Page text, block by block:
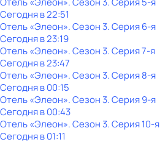
Сегодня в 22:51
Отель «Элеон». Сезон 3. Серия 6-я
Сегодня в 23:19
Отель «Элеон». Сезон 3. Серия 7-я
Сегодня в 23:47
Отель «Элеон». Сезон 3. Серия 8-я
Сегодня в 00:15
Отель «Элеон». Сезон 3. Серия 9-я
Сегодня в 00:43
Отель «Элеон». Сезон 3. Серия 10-я
Сегодня в 01:11